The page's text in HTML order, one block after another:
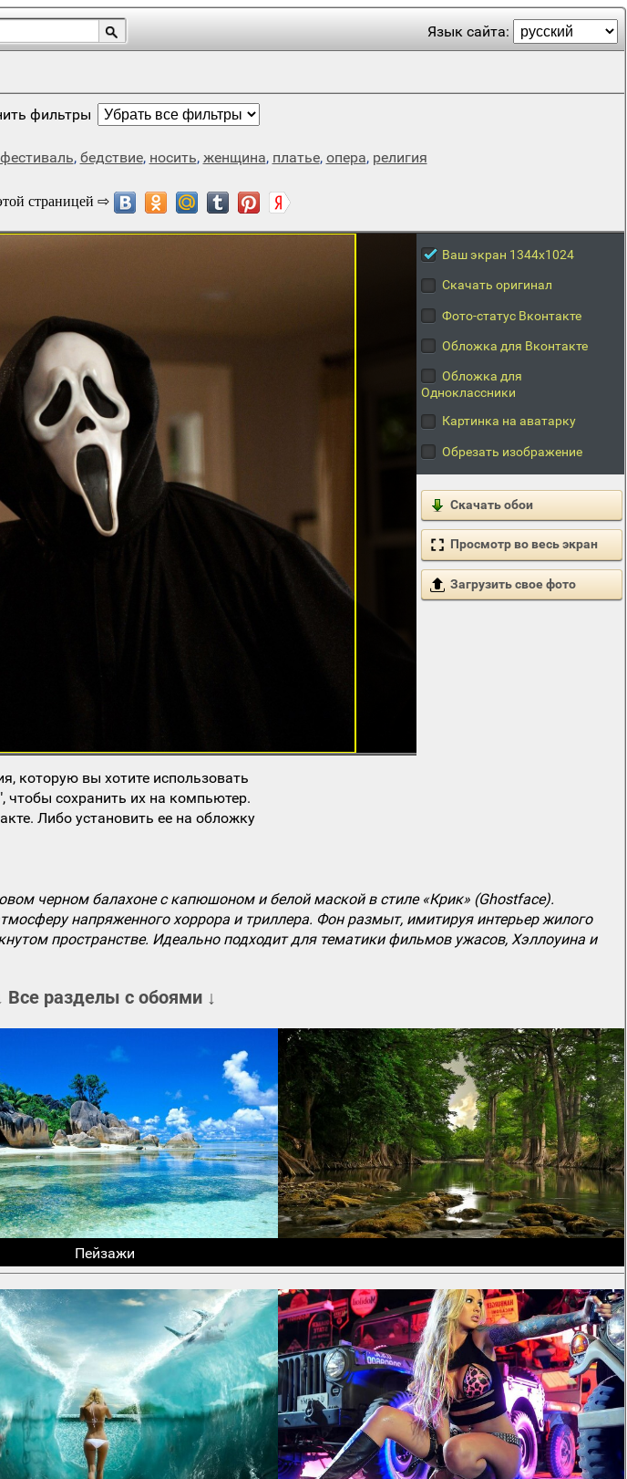
Язык сайта:
фильтры
фестиваль, бедствие, носить, женщина, платье, опера, религия
Ваш экран 1344x1024
Скачать оригинал
Фото-статус Вконтакте
Обложка для Вконтакте
Обложка для
Одноклассники
Картинка на аватарку
Обрезать изображение
Скачать обои
Просмотр во весь экран
Загрузить свое фото
которую вы хотите использовать
, чтобы сохранить их на компьютер.
Либо установить ее на обложку
черном балахоне с капюшоном и белой маской в стиле «Крик» (Ghostface).
напряженного хоррора и триллера. Фон размыт, имитируя интерьер жилого
пространстве. Идеально подходит для тематики фильмов ужасов, Хэллоуина и
Все разделы с обоями ↓
Пейзажи